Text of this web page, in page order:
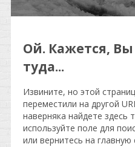
Ой. Кажется,
туда...
Извините, но этой
переместили на другой
наверняка найдете
используйте поле для
или вернитесь на главную